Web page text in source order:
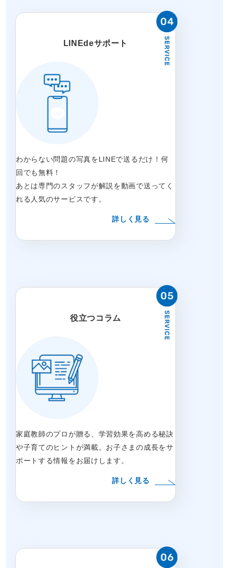
LINEdeサポート
わからない問題の写真をLINEで送るだけ！何
回でも無料！
あとは専門のスタッフが解説を動画で送ってく
れる人気のサービスです。
詳しく見る
役立つコラム
家庭教師のプロが贈る、学習効果を高める秘訣
や子育てのヒントが満載。お子さまの成長をサ
ポートする情報をお届けします。
詳しく見る